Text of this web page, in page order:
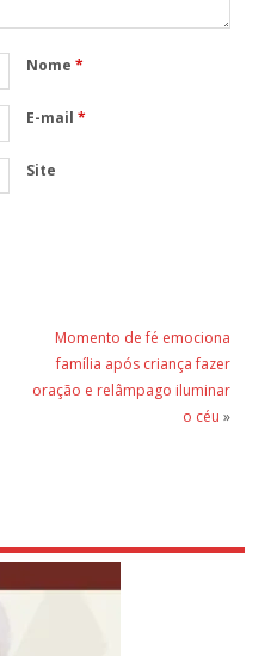
Nome *
E-mail *
Site
Momento de fé emociona
família após criança fazer
oração e relâmpago iluminar
o céu »